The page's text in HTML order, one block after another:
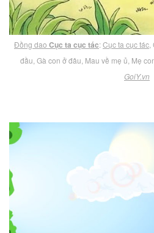
Đồng dao Cục ta cục tác:Cục ta cục tác
đầu, Gà con ở đâu, Mau về mẹ ủ, Mẹ
GoiY.vn